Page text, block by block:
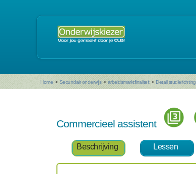
Home > Secundair onderwijs > arbeidsmarktfinaliteit > Detail studierichting
Commercieel assistent
Beschrijving Lessen